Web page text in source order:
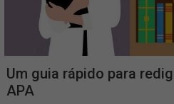
Um guia rápido para
APA